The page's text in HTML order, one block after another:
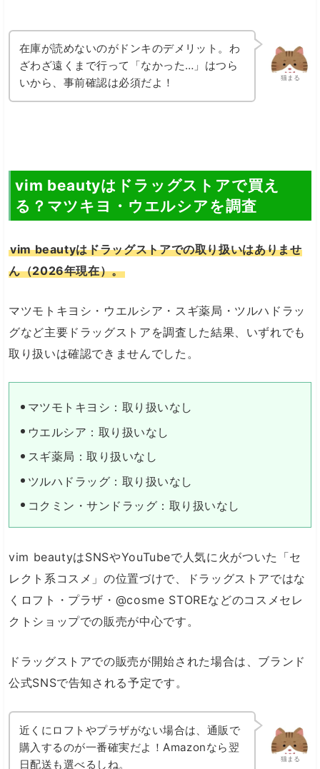
猫まる
在庫が読めないのがドンキのデメリット。わ
ざわざ遠くまで行って「なかった…」はつら
いから、事前確認は必須だよ！
vim beautyはドラッグストアで買え
る？マツキヨ・ウエルシアを調査
vim beautyはドラッグストアでの取り扱いはありませ
ん（2026年現在）。
マツモトキヨシ・ウエルシア・スギ薬局・ツルハドラッ
グなど主要ドラッグストアを調査した結果、いずれでも
取り扱いは確認できませんでした。
マツモトキヨシ：取り扱いなし
ウエルシア：取り扱いなし
スギ薬局：取り扱いなし
ツルハドラッグ：取り扱いなし
コクミン・サンドラッグ：取り扱いなし
vim beautyはSNSやYouTubeで人気に火がついた「セ
レクト系コスメ」の位置づけで、ドラッグストアではな
くロフト・プラザ・@cosme STOREなどのコスメセレ
クトショップでの販売が中心です。
ドラッグストアでの販売が開始された場合は、ブランド
公式SNSで告知される予定です。
猫まる
近くにロフトやプラザがない場合は、通販で
購入するのが一番確実だよ！Amazonなら翌
日配送も選べるしね。